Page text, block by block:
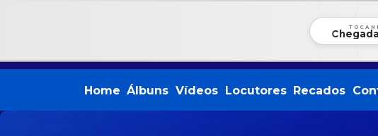
Home Álbuns Vídeos Locutores Recados